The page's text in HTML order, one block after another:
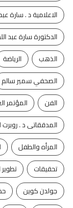
الاعلامية د . سارة
الدكتورة سارة عبد
الذهب
الرياضة
الصحفي سمير سالم
الفن
المؤتمر
المدققاتى د . روبرت
المرأه والطفل
تحقيقات
جولدن كوين